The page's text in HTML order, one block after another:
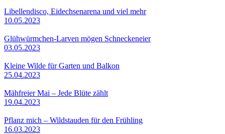
Libellendisco, Eidechsenarena und viel mehr
10.05.2023
Glühwürmchen-Larven mögen Schneckeneier
03.05.2023
Kleine Wilde für Garten und Balkon
25.04.2023
Mähfreier Mai – Jede Blüte zählt
19.04.2023
Pflanz mich – Wildstauden für den Frühling
16.03.2023